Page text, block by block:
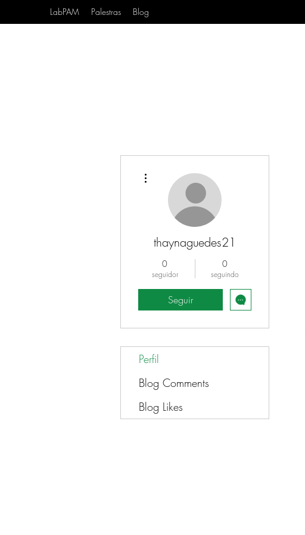
LabPAM Palestras Blog
thaynaguedes21
0
seguidor
0
seguindo
Seguir
Perfil
Blog Comments
Blog Likes